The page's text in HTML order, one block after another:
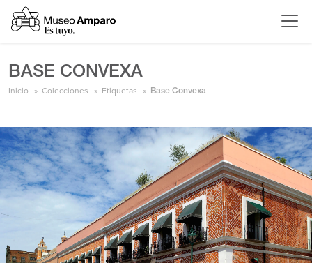
BASE CONVEXA
Inicio Colecciones Etiquetas Base Convexa